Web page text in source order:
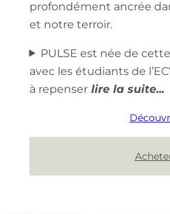
profondément ancrée
et notre terroir.
PULSE est née de
avec les étudiants de
à repenser